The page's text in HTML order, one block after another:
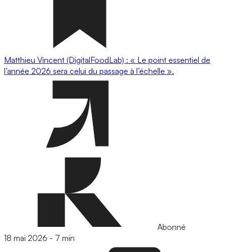
Matthieu Vincent (DigitalFoodLab) : « Le point essentiel de
l’année 2026 sera celui du passage à l’échelle ».
Abonné
18 mai 2026 - 7 min